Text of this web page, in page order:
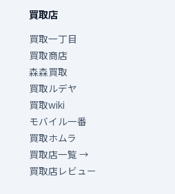
買取店
買取一丁目
買取商店
森森買取
買取ルデヤ
買取wiki
モバイル一番
買取ホムラ
買取店一覧 →
買取店レビュー